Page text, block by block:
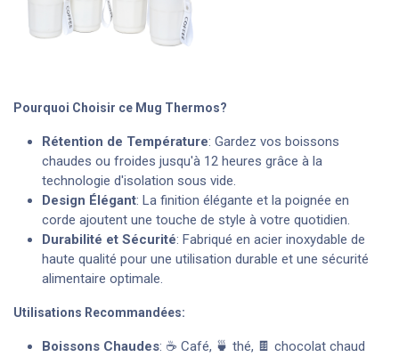
Pourquoi Choisir ce Mug Thermos?
Rétention de Température: Gardez vos boissons
chaudes ou froides jusqu'à 12 heures grâce à la
technologie d'isolation sous vide.
Design Élégant: La finition élégante et la poignée en
corde ajoutent une touche de style à votre quotidien.
Durabilité et Sécurité: Fabriqué en acier inoxydable de
haute qualité pour une utilisation durable et une sécurité
alimentaire optimale.
Utilisations Recommandées:
Boissons Chaudes: ☕ Café, 🍵 thé, 🍫 chocolat chaud